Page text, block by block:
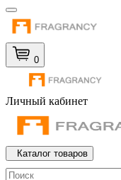
0
Личный кабинет
Каталог товаров